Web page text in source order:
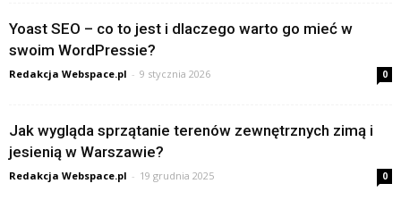
Yoast SEO – co to jest i dlaczego warto go mieć w
swoim WordPressie?
Redakcja Webspace.pl - 9 stycznia 2026 0
Jak wygląda sprzątanie terenów zewnętrznych zimą i
jesienią w Warszawie?
Redakcja Webspace.pl - 19 grudnia 2025 0